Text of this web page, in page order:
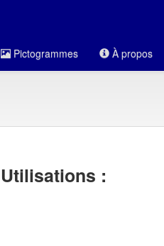
Pictogrammes À propos
Utilisations :